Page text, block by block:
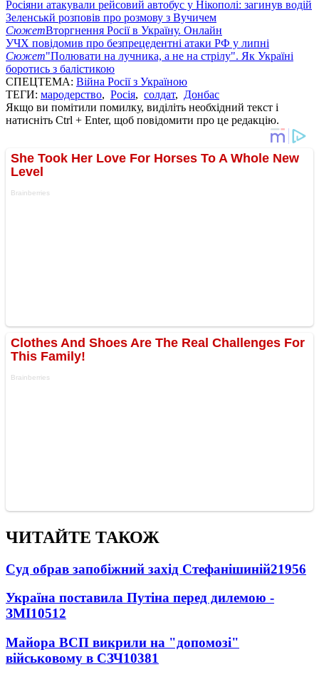
Росіяни атакували рейсовий автобус у Нікополі: загинув водій
Зеленськй розповів про розмову з Вучичем
СюжетВторгнення Росії в Україну. Онлайн
УЧХ повідомив про безпрецедентні атаки РФ у липні
Сюжет"Полювати на лучника, а не на стрілу". Як Україні
боротись з балістикою
СПЕЦТЕМА: Війна Росії з Україною
ТЕГИ: мародерство, Росія, солдат, Донбас
Якщо ви помітили помилку, виділіть необхідний текст і
натисніть Ctrl + Enter, щоб повідомити про це редакцію.
ЧИТАЙТЕ ТАКОЖ
Суд обрав запобіжний захід Стефанішиній21956
Україна поставила Путіна перед дилемою -
ЗМІ10512
Майора ВСП викрили на "допомозі"
військовому в СЗЧ10381